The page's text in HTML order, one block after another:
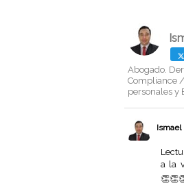
Abogado.
Compliance
personales y
Ismael
a la